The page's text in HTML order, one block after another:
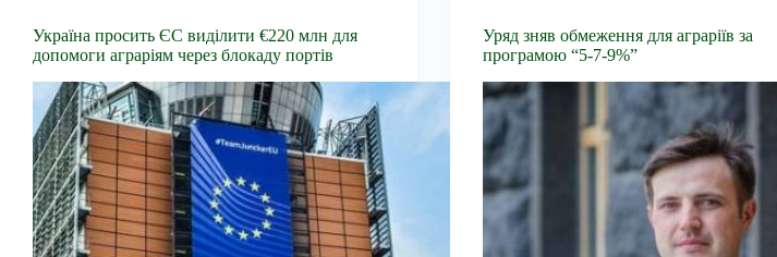
Україна просить ЄС виділити €220 млн для
допомоги аграріям через блокаду портів
Уряд зняв обмеження для аграріїв за
програмою “5-7-9%”